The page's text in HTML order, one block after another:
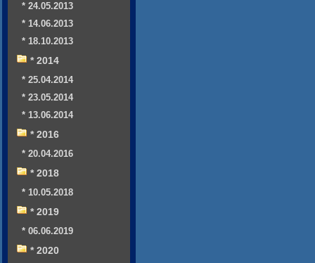
* 24.05.2013
* 14.06.2013
* 18.10.2013
* 2014
* 25.04.2014
* 23.05.2014
* 13.06.2014
* 2016
* 20.04.2016
* 2018
* 10.05.2018
* 2019
* 06.06.2019
* 2020